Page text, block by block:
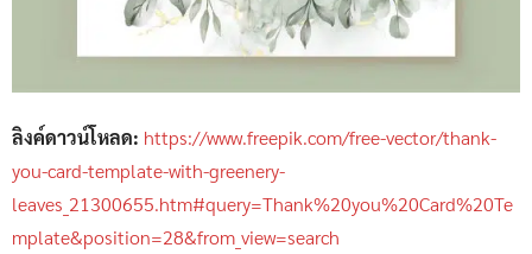
ลิงค์ดาวน์โหลด: https://www.freepik.com/free-vector/thank-
you-card-template-with-greenery-
leaves_21300655.htm#query=Thank%20you%20Card%20Te
mplate&position=28&from_view=search